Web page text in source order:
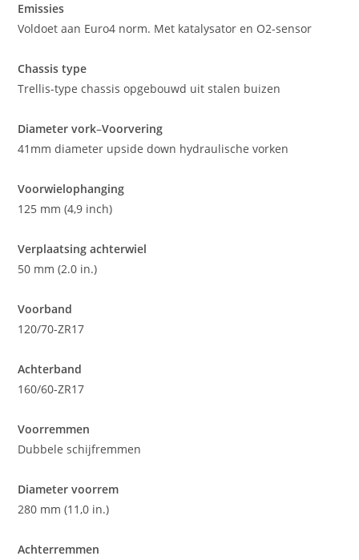
Emissies
Voldoet aan Euro4 norm. Met katalysator en O2-sensor
Chassis type
Trellis-type chassis opgebouwd uit stalen buizen
Diameter vork–Voorvering
41mm diameter upside down hydraulische vorken
Voorwielophanging
125 mm (4,9 inch)
Verplaatsing achterwiel
50 mm (2.0 in.)
Voorband
120/70-ZR17
Achterband
160/60-ZR17
Voorremmen
Dubbele schijfremmen
Diameter voorrem
280 mm (11,0 in.)
Achterremmen